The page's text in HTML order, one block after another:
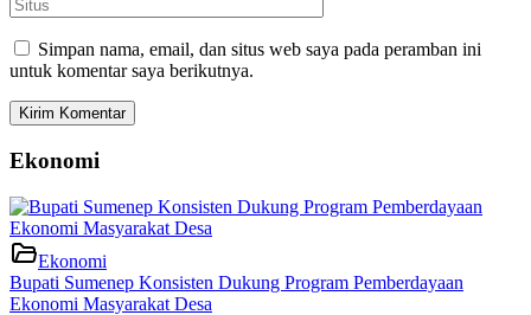
Simpan nama, email, dan situs web saya pada peramban ini
untuk komentar saya berikutnya.
Ekonomi
Ekonomi
Bupati Sumenep Konsisten Dukung Program Pemberdayaan
Ekonomi Masyarakat Desa